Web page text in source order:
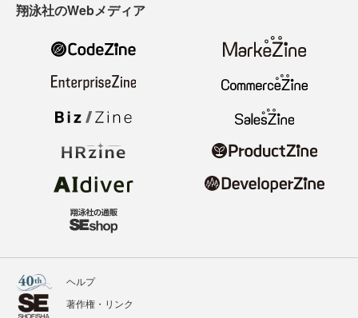
翔泳社のWebメディア
ヘルプ
著作権・リンク